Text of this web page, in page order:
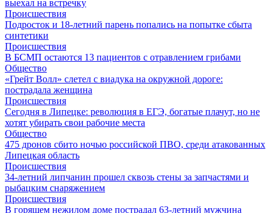
выехал на встречку
Происшествия
Подросток и 18-летний парень попались на попытке сбыта
синтетики
Происшествия
В БСМП остаются 13 пациентов с отравлением грибами
Общество
«Грейт Волл» слетел с виадука на окружной дороге:
пострадала женщина
Происшествия
Сегодня в Липецке: революция в ЕГЭ, богатые плачут, но не
хотят убирать свои рабочие места
Общество
475 дронов сбито ночью российской ПВО, среди атакованных
Липецкая область
Происшествия
34-летний липчанин прошел сквозь стены за запчастями и
рыбацким снаряжением
Происшествия
В горящем нежилом доме пострадал 63-летний мужчина